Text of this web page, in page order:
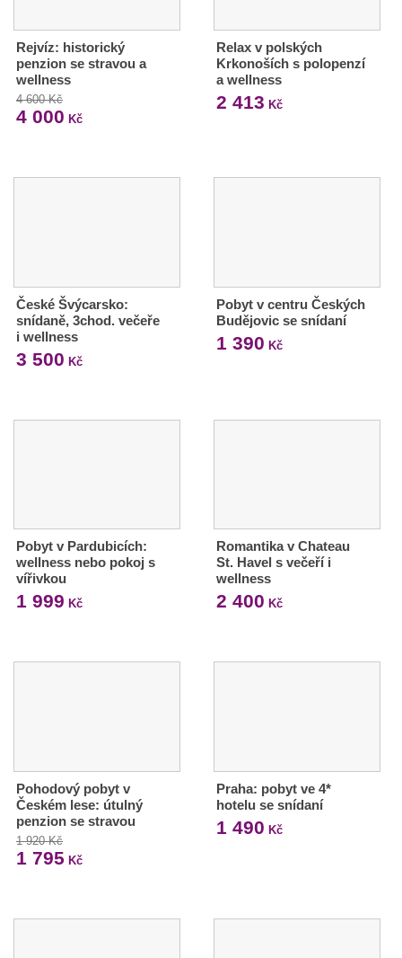
Rejvíz: historický
penzion se stravou a
wellness
4 600 Kč
4 000 Kč
Relax v polských
Krkonoších s polopenzí
a wellness
2 413 Kč
České Švýcarsko:
snídaně, 3chod. večeře
i wellness
3 500 Kč
Pobyt v centru Českých
Budějovic se snídaní
1 390 Kč
Pobyt v Pardubicích:
wellness nebo pokoj s
vířivkou
1 999 Kč
Romantika v Chateau
St. Havel s večeří i
wellness
2 400 Kč
Pohodový pobyt v
Českém lese: útulný
penzion se stravou
1 920 Kč
1 795 Kč
Praha: pobyt ve 4*
hotelu se snídaní
1 490 Kč